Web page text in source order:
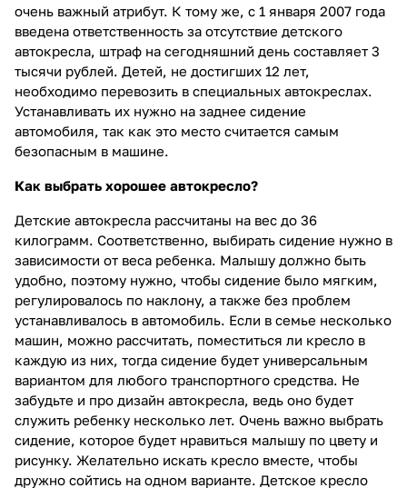
очень важный атрибут. К тому же, с 1 января 2007 года
введена ответственность за отсутствие детского
автокресла, штраф на сегодняшний день составляет 3
тысячи рублей. Детей, не достигших 12 лет,
необходимо перевозить в специальных автокреслах.
Устанавливать их нужно на заднее сидение
автомобиля, так как это место считается самым
безопасным в машине.
Как выбрать хорошее автокресло?
Детские автокресла рассчитаны на вес до 36
килограмм. Соответственно, выбирать сидение нужно в
зависимости от веса ребенка. Малышу должно быть
удобно, поэтому нужно, чтобы сидение было мягким,
регулировалось по наклону, а также без проблем
устанавливалось в автомобиль. Если в семье несколько
машин, можно рассчитать, поместиться ли кресло в
каждую из них, тогда сидение будет универсальным
вариантом для любого транспортного средства. Не
забудьте и про дизайн автокресла, ведь оно будет
служить ребенку несколько лет. Очень важно выбрать
сидение, которое будет нравиться малышу по цвету и
рисунку. Желательно искать кресло вместе, чтобы
дружно сойтись на одном варианте. Детское кресло